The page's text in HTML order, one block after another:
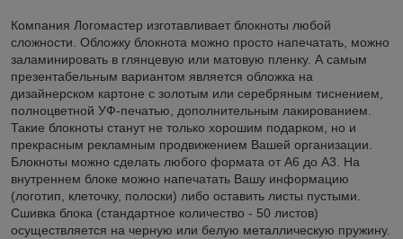
Компания Логомастер изготавливает блокноты любой
сложности. Обложку блокнота можно просто напечатать, можно
заламинировать в глянцевую или матовую пленку. А самым
презентабельным вариантом является обложка на
дизайнерском картоне с золотым или серебряным тиснением,
полноцветной УФ-печатью, дополнительным лакированием.
Такие блокноты станут не только хорошим подарком, но и
прекрасным рекламным продвижением Вашей организации.
Блокноты можно сделать любого формата от А6 до А3. На
внутреннем блоке можно напечатать Вашу информацию
(логотип, клеточку, полоски) либо оставить листы пустыми.
Сшивка блока (стандартное количество - 50 листов)
осуществляется на черную или белую металлическую пружину.